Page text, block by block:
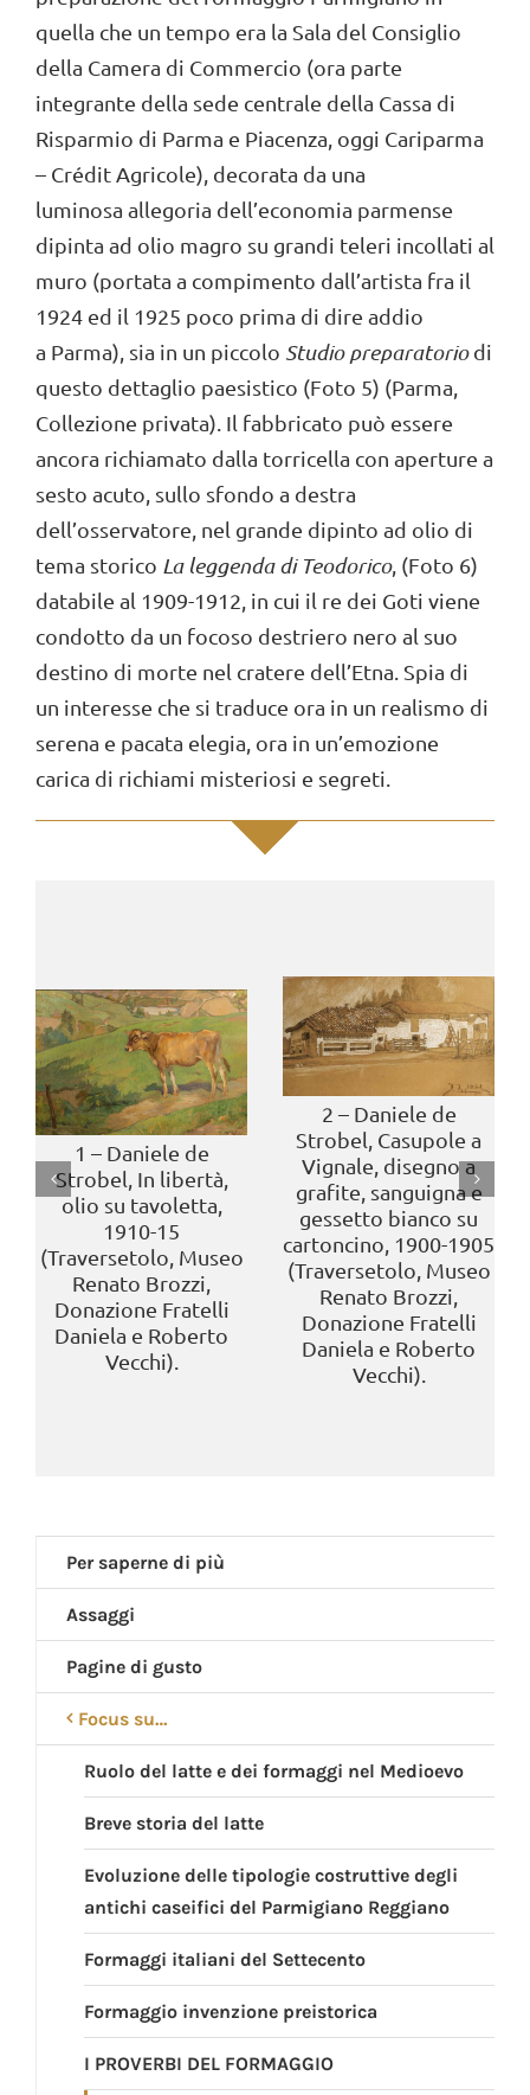
quella che un tempo era la Sala del Consiglio
della Camera di Commercio (ora parte
integrante della sede centrale della Cassa di
Risparmio di Parma e Piacenza, oggi Cariparma
– Crédit Agricole), decorata da una
luminosa allegoria dell’economia parmense
dipinta ad olio magro su grandi teleri incollati al
muro (portata a compimento dall’artista fra il
1924 ed il 1925 poco prima di dire addio
a Parma), sia in un piccolo Studio preparatoriodi
questo dettaglio paesistico (Foto 5) (Parma,
Collezione privata). Il fabbricato può essere
ancora richiamato dalla torricella con aperture a
sesto acuto, sullo sfondo a destra
dell’osservatore, nel grande dipinto ad olio di
tema storico La leggenda di Teodorico, (Foto 6)
databile al 1909-1912, in cui il re dei Goti viene
condotto da un focoso destriero nero al suo
destino di morte nel cratere dell’Etna. Spia di
un interesse che si traduce ora in un realismo di
serena e pacata elegia, ora in un’emozione
carica di richiami misteriosi e segreti.
1 – Daniele de
Strobel, In libertà,
olio su tavoletta,
1910-15
(Traversetolo, Museo
Renato Brozzi,
Donazione Fratelli
Daniela e Roberto
Vecchi).
2 – Daniele de
Strobel, Casupole a
Vignale, disegno a
grafite, sanguigna e
gessetto bianco su
cartoncino, 1900-1905
(Traversetolo, Museo
Renato Brozzi,
Donazione Fratelli
Daniela e Roberto
Vecchi).
Per saperne di più
Assaggi
Pagine di gusto
Focus su…
Ruolo del latte e dei formaggi nel Medioevo
Breve storia del latte
Evoluzione delle tipologie costruttive degli
antichi caseifici del Parmigiano Reggiano
Formaggi italiani del Settecento
Formaggio invenzione preistorica
I PROVERBI DEL FORMAGGIO